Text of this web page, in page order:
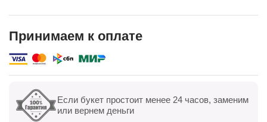
городе, заказываю через приложение. Всегда
доставка. Огромное спасибо за настроение
Показать все Оставить отзыв
Принимаем к оплате
Если букет простоит менее 24 часов, заменим
или вернем деньги